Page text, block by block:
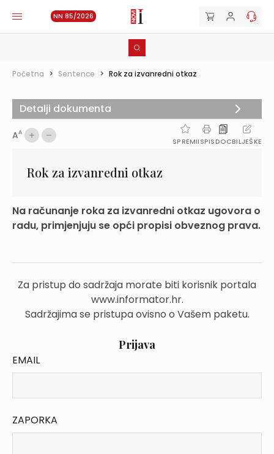
NN 85/2026
Početna > Sentence > Rok za izvanredni otkaz
AA
SPREMIISPISDOCBILJEŠKE
Rok za izvanredni otkaz
Na računanje roka za izvanredni otkaz ugovora o
radu, primjenjuju se opći propisi obveznog prava.
Za pristup do sadržaja morate biti korisnik portala
www.informator.hr.
Sadržajima se pristupa ovisno o Vašem paketu.
Prijava
EMAIL
ZAPORKA
Detalji dokumenta